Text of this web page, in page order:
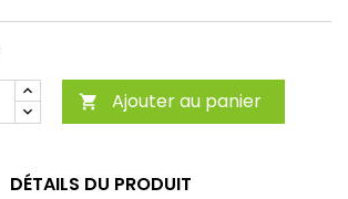
 Ajouter au panier
DÉTAILS DU PRODUIT